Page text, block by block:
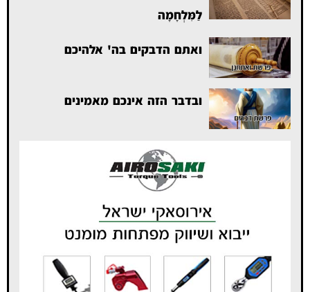
לַמִּלְחָמָה
ואתם הדבקים בה' אלהיכם
ובדבר הזה אינכם מאמינים